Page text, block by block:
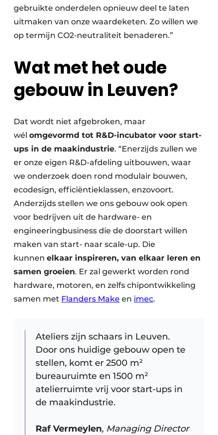
gebruikte onderdelen opnieuw deel te laten
uitmaken van onze waardeketen. Zo willen we
op termijn CO2-neutraliteit benaderen.”
Wat met het oude
gebouw in Leuven?
Dat wordt niet afgebroken, maar
wél omgevormd tot R&D-incubator voor start-
ups in de maakindustrie. “Enerzijds zullen we
er onze eigen R&D-afdeling uitbouwen, waar
we onderzoek doen rond modulair bouwen,
ecodesign, efficiëntieklassen, enzovoort.
Anderzijds stellen we ons gebouw ook open
voor bedrijven uit de hardware- en
engineeringbusiness die de doorstart willen
maken van start- naar scale-up. Die
kunnen elkaar inspireren, van elkaar leren en
samen groeien. Er zal gewerkt worden rond
hardware, motoren, en zelfs chipontwikkeling
samen met Flanders Make en imec.
Ateliers zijn schaars in Leuven.
Door ons huidige gebouw open te
stellen, komt er 2500 m²
bureauruimte en 1500 m²
atelierruimte vrij voor start-ups in
de maakindustrie.
Raf Vermeylen, Managing Director